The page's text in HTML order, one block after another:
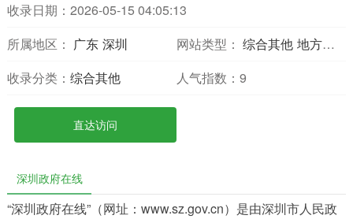
收录日期：2026-05-15 04:05:13
所属地区： 广东 深圳 网站类型： 综合其他 地方网站
收录分类： 综合其他 人气指数： 9
直达访问
深圳政府在线
“深圳政府在线”（网址：www.sz.gov.cn）是由深圳市人民政